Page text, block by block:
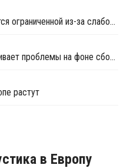
Активность закупок ПВХ остается ограниченной из-за слабого восстановления спроса в США и Азии
Европейский рынок ПВХ переживает проблемы на фоне сбоев в цепочке поставок
растут
в Европу